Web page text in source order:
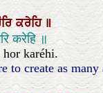
ਕਰੇਹਿ॥
करेहि ॥
hor karéhi.
to create as many